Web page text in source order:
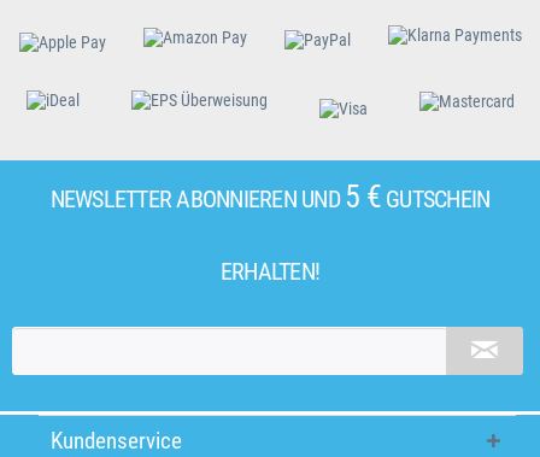
NEWSLETTER ABONNIEREN UND 5 €GUTSCHEIN
ERHALTEN!
Kundenservice